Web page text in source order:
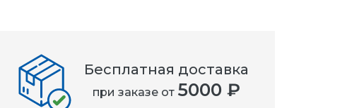
Бесплатная доставка
при заказе от 5000 ₽